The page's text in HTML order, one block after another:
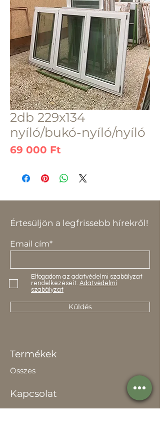
2db 229x134
nyíló/bukó-nyíló/nyíló
69 000 Ft
Értesüljön a legfrissebb hírekről!
Email cím*
Elfogadom az adatvédelmi szabályzat
rendelkezéseit. Adatvédelmi
szabályzat
Küldés
Termékek
Összes
Kapcsolat
Elérhetőség